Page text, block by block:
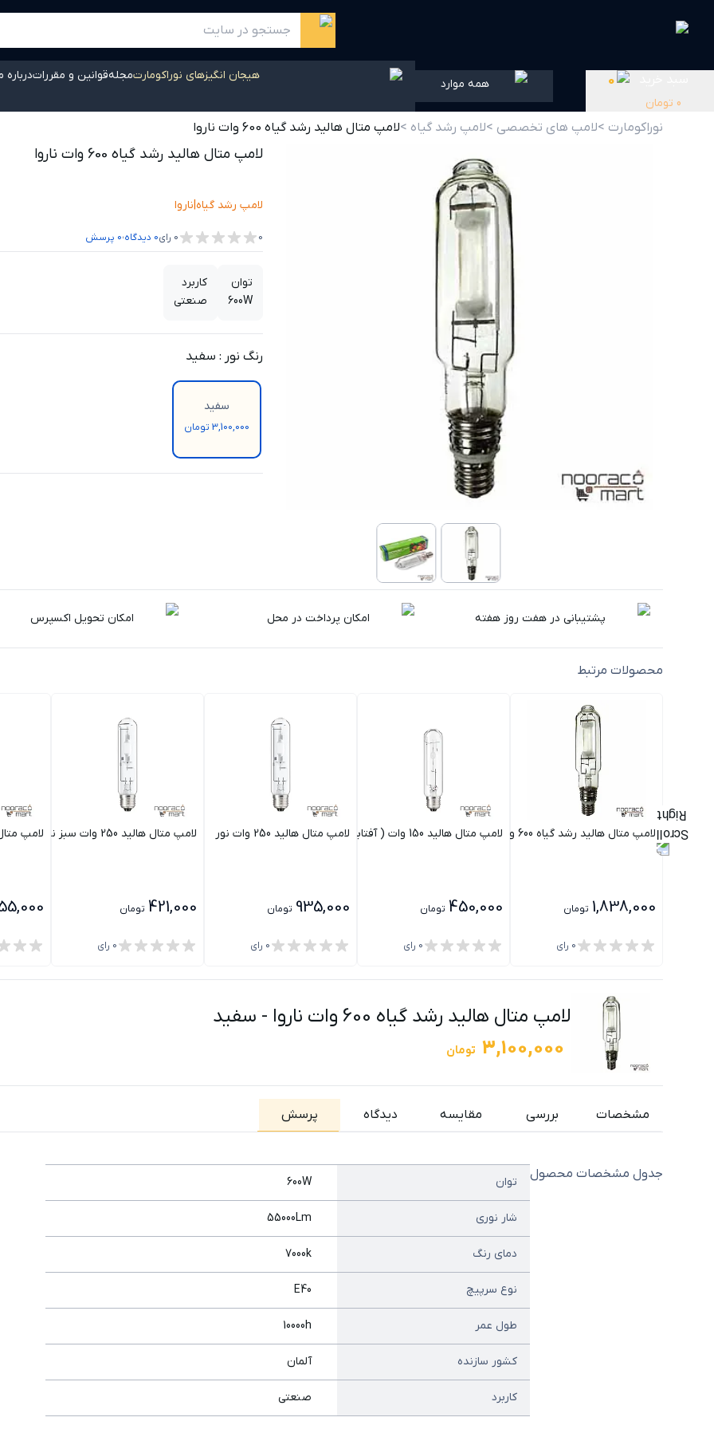
همه موارد
0 تومان
0 هیجان انگیزهای نوراکومارتمجلهقوانین و مقرراتدرباره
نوراکومارت >لامپ های تخصصی >لامپ رشد گیاه >لامپ متال هالید رشد گیاه 600 وات ناروا
لامپ متال هالید رشد گیاه 600 وات ناروا
لامپ رشد گیاه|ناروا
0
0 رای0 دیدگاه،0 پرسش
توان
600W
کاربرد
صنعتی
رنگ نور : سفید
سفید
3,100,000 تومان
پشتیبانی در هفت روز هفته امکان پرداخت در محل امکان تحویل اکسپرس
محصولات مرتبط
لامپ متال هالید رشد گیاه 600 وات نور
1,838,000 تومان
0 رای
لامپ متال هالید 150 وات ( آفتابی/ مهتابی) نور
450,000 تومان
0 رای
لامپ متال هالید 250 وات نور
935,000 تومان
0 رای
لامپ متال هالید 250 وات سبز نور
421,000 تومان
0 رای
لامپ متال
لامپ متال هالید رشد گیاه 600 وات ناروا - سفید
3,100,000 تومان
مشخصات بررسی مقایسه دیدگاه پرسش
جدول مشخصات محصول
توان 600W
شار نوری 55000Lm
دمای رنگ 7000k
نوع سرپیچ E40
طول عمر 10000h
کشور سازنده آلمان
کاربرد صنعتی